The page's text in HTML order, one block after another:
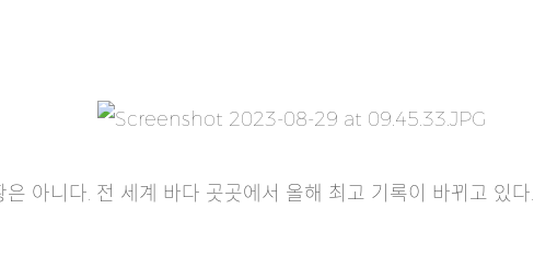
아니다. 전 세계 바다 곳곳에서 올해 최고 기록이 바뀌고 있다.